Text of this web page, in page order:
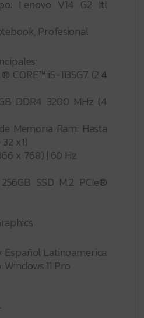
Lenovo V14 G2 Itl
Profesional
CORE™ i5-1135G7 (2.4
DDR4 3200 MHz (4
Memoria Ram: Hasta
x1)
x 768) | 60 Hz
SSD M.2 PCIe®
Español Latinoamerica
11 Pro